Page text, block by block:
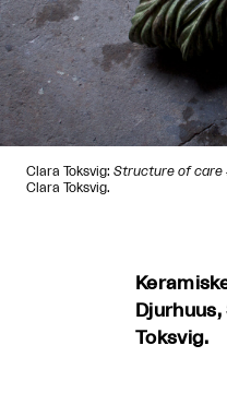
Clara Toksvig: Structure of care
Clara Toksvig.
Toksvig.